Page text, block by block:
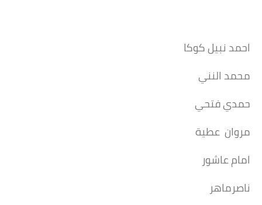
احمد نبيل كوكا
محمد النني
حمدي فتحي
مروان عطية
امام عاشور
ناصرماهر